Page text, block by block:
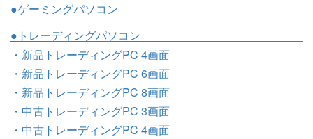
●ゲーミングパソコン
●トレーディングパソコン
・新品トレーディングPC 4画面
・新品トレーディングPC 6画面
・新品トレーディングPC 8画面
・中古トレーディングPC 3画面
・中古トレーディングPC 4画面